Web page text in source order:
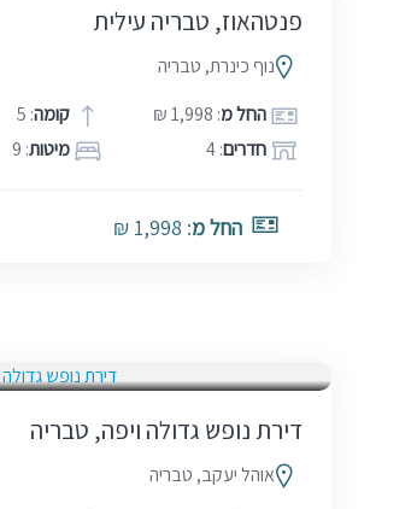
פנטהאוז, טבריה עילית
נוף כינרת, טבריה
החל מ: 1,998 ₪ קומה: 5
חדרים: 4 מיטות: 9
החל מ: 1,998 ₪
דירת נופש גדולה ויפה, טבריה
אוהל יעקב, טבריה